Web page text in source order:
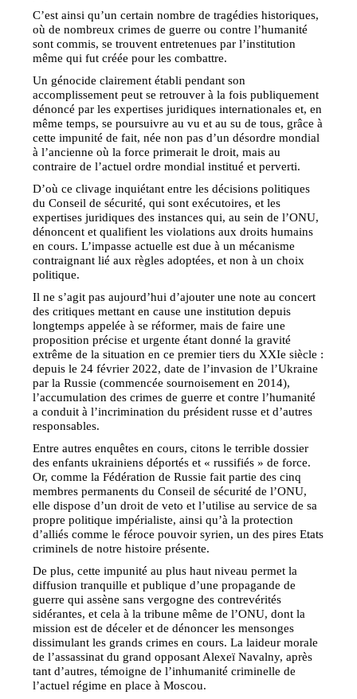
C’est ainsi qu’un certain nombre de tragédies historiques,
où de nombreux crimes de guerre ou contre l’humanité
sont commis, se trouvent entretenues par l’institution
même qui fut créée pour les combattre.
Un génocide clairement établi pendant son
accomplissement peut se retrouver à la fois publiquement
dénoncé par les expertises juridiques internationales et, en
même temps, se poursuivre au vu et au su de tous, grâce à
cette impunité de fait, née non pas d’un désordre mondial
à l’ancienne où la force primerait le droit, mais au
contraire de l’actuel ordre mondial institué et perverti.
D’où ce clivage inquiétant entre les décisions politiques
du Conseil de sécurité, qui sont exécutoires, et les
expertises juridiques des instances qui, au sein de l’ONU,
dénoncent et qualifient les violations aux droits humains
en cours. L’impasse actuelle est due à un mécanisme
contraignant lié aux règles adoptées, et non à un choix
politique.
Il ne s’agit pas aujourd’hui d’ajouter une note au concert
des critiques mettant en cause une institution depuis
longtemps appelée à se réformer, mais de faire une
proposition précise et urgente étant donné la gravité
extrême de la situation en ce premier tiers du XXIe siècle :
depuis le 24 février 2022, date de l’invasion de l’Ukraine
par la Russie (commencée sournoisement en 2014),
l’accumulation des crimes de guerre et contre l’humanité
a conduit à l’incrimination du président russe et d’autres
responsables.
Entre autres enquêtes en cours, citons le terrible dossier
des enfants ukrainiens déportés et « russifiés » de force.
Or, comme la Fédération de Russie fait partie des cinq
membres permanents du Conseil de sécurité de l’ONU,
elle dispose d’un droit de veto et l’utilise au service de sa
propre politique impérialiste, ainsi qu’à la protection
d’alliés comme le féroce pouvoir syrien, un des pires Etats
criminels de notre histoire présente.
De plus, cette impunité au plus haut niveau permet la
diffusion tranquille et publique d’une propagande de
guerre qui assène sans vergogne des contrevérités
sidérantes, et cela à la tribune même de l’ONU, dont la
mission est de déceler et de dénoncer les mensonges
dissimulant les grands crimes en cours. La laideur morale
de l’assassinat du grand opposant Alexeï Navalny, après
tant d’autres, témoigne de l’inhumanité criminelle de
l’actuel régime en place à Moscou.